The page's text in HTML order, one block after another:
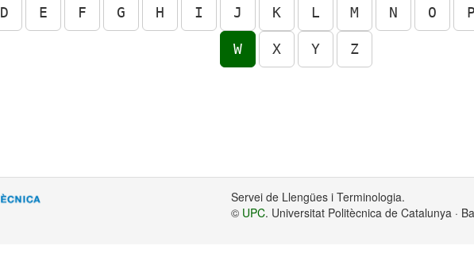
D E F G H I J K L M N O P
W X Y Z
Servei de Llengües i Terminologia.
© UPC. Universitat Politècnica de Catalunya ·